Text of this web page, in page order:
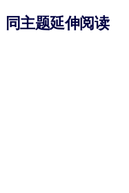
同主题延伸阅读